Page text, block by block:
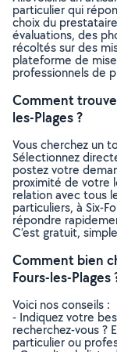
particulier qui
choix du
évaluations, des
récoltés sur des
plateforme de
professionnels de
Comment
les-Plages ?
Vous cherchez un
Sélectionnez
postez votre
proximité de votre
relation avec tous
particuliers, à Six-
répondre
C’est gratuit,
Comment bien
Fours-les-Plages
Voici nos conseils :
- Indiquez votre
recherchez-vous ?
particulier ou